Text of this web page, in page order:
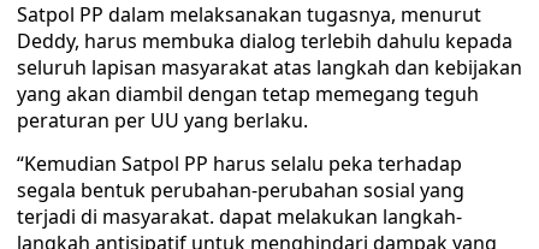
Satpol PP dalam melaksanakan tugasnya, menurut
Deddy, harus membuka dialog terlebih dahulu kepada
seluruh lapisan masyarakat atas langkah dan kebijakan
yang akan diambil dengan tetap memegang teguh
peraturan per UU yang berlaku.
“Kemudian Satpol PP harus selalu peka terhadap
segala bentuk perubahan-perubahan sosial yang
terjadi di masyarakat. dapat melakukan langkah-
langkah antisipatif untuk menghindari dampak yang